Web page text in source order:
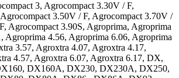
3, Agrocompact 3.30V / F,
3.50V / F, Agrocompact 3.70V /
Agrocompact 3.90S, Agroprima, Agroprima
Agroprima 4.56, Agroprima 6.06, Agroprima
3.57, Agroxtra 4.07, Agroxtra 4.17,
4.57, Agroxtra 6.07, Agroxtra 6.17, DX,
DX160A, DX230, DX230A, DX250,